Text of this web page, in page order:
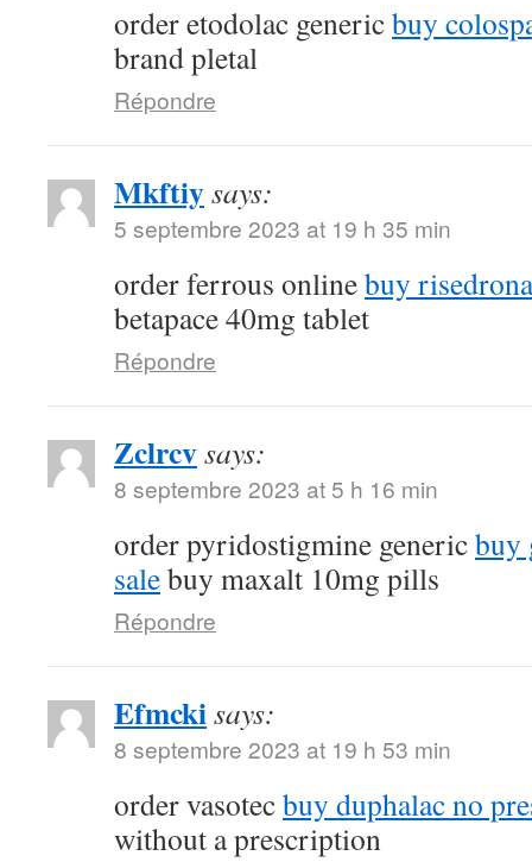
order etodolac genericbuy
brand pletal
Répondre
Mkftiysays:
5 septembre 2023 at 19 h 35 min
order ferrous onlinebuy
betapace 40mg tablet
Répondre
Zclrcvsays:
8 septembre 2023 at 5 h 16 min
order pyridostigmine genericbuy
salebuy maxalt 10mg pills
Répondre
Efmckisays:
8 septembre 2023 at 19 h 53 min
order vasotecbuy duphalac no
without a prescription